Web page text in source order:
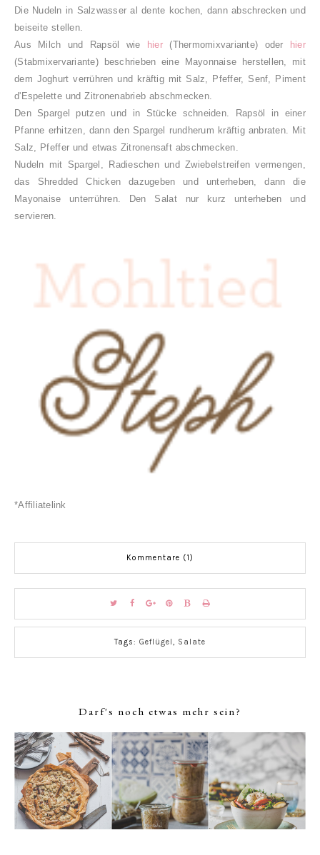
Die Nudeln in Salzwasser al dente kochen, dann abschrecken und
beiseite stellen.
Aus Milch und Rapsöl wie
hier(Thermomixvariante) oder
hier
(Stabmixervariante) beschrieben eine Mayonnaise herstellen, mit
dem Joghurt verrühren und kräftig mit Salz, Pfeffer, Senf, Piment
d'Espelette und Zitronenabrieb abschmecken.
Den Spargel putzen und in Stücke schneiden. Rapsöl in einer
Pfanne erhitzen, dann den Spargel rundherum kräftig anbraten. Mit
Salz, Pfeffer und etwas Zitronensaft abschmecken.
Nudeln mit Spargel, Radieschen und Zwiebelstreifen vermengen,
das Shredded Chicken dazugeben und unterheben, dann die
Mayonaise unterrühren. Den Salat nur kurz unterheben und
servieren.
*Affiliatelink
Kommentare (1)
Tags: Geflügel, Salate
Darf's noch etwas mehr sein?